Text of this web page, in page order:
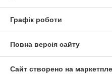
Графік роботи
Повна версія сайту
Сайт створено на